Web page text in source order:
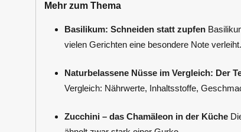
Mehr zum Thema
Basilikum: Schneiden statt zupfen
vielen Gerichten eine besondere Note
Naturbelassene Nüsse im Vergleich: Der
Vergleich: Nährwerte, Inhaltsstoffe,
Zucchini – das Chamäleon in der Küche